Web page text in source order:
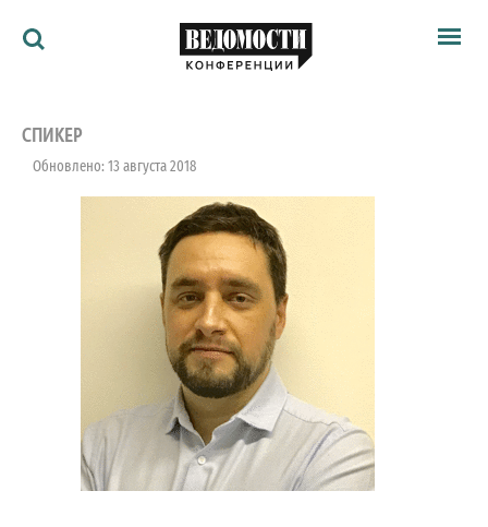
Архив
Ведомости
Как потратить
СПИКЕР
Обновлено: 13 августа 2018